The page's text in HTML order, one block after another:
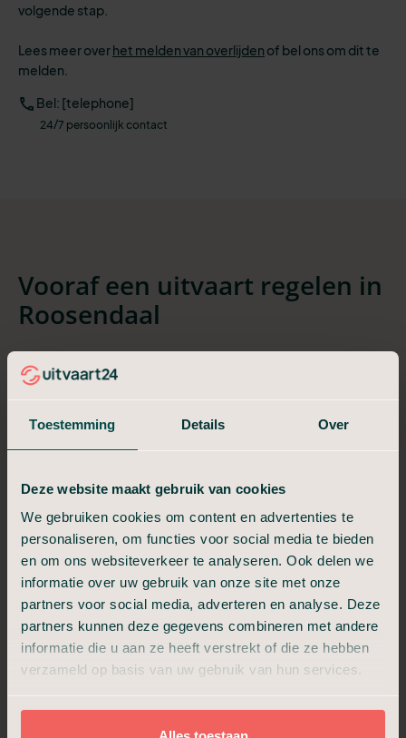
Toestemming Details Over
Deze website maakt gebruik van cookies
We gebruiken cookies om content en advertenties te
personaliseren, om functies voor social media te bieden
en om ons websiteverkeer te analyseren. Ook delen we
informatie over uw gebruik van onze site met onze
partners voor social media, adverteren en analyse. Deze
partners kunnen deze gegevens combineren met andere
informatie die u aan ze heeft verstrekt of die ze hebben
verzameld op basis van uw gebruik van hun services.
volgende stap.
Lees meer overhet melden van overlijden of bel ons om dit te
melden.
Bel: [telephone]
24/7 persoonlijk contact
Vooraf een uitvaart regelen in
Roosendaal
voor een uitvaart met begrafenis of crematie te verkennen. Bij
en er is alle ruimte voor persoonlijke wensen.
In het kort wat u kunt verwachten:
1 Vertel ons over uw wensen voor de uitvaart
Onze uitvaartadviseur geeft inzicht in keuzes
en kosten
3 De uitvaartwensen worden vastgelegd
4
Als iemand is overleden, geeft u dit aan ons
door
De persoon die is overleden wordt door ons
zorgteam verzorgd en opgebaard